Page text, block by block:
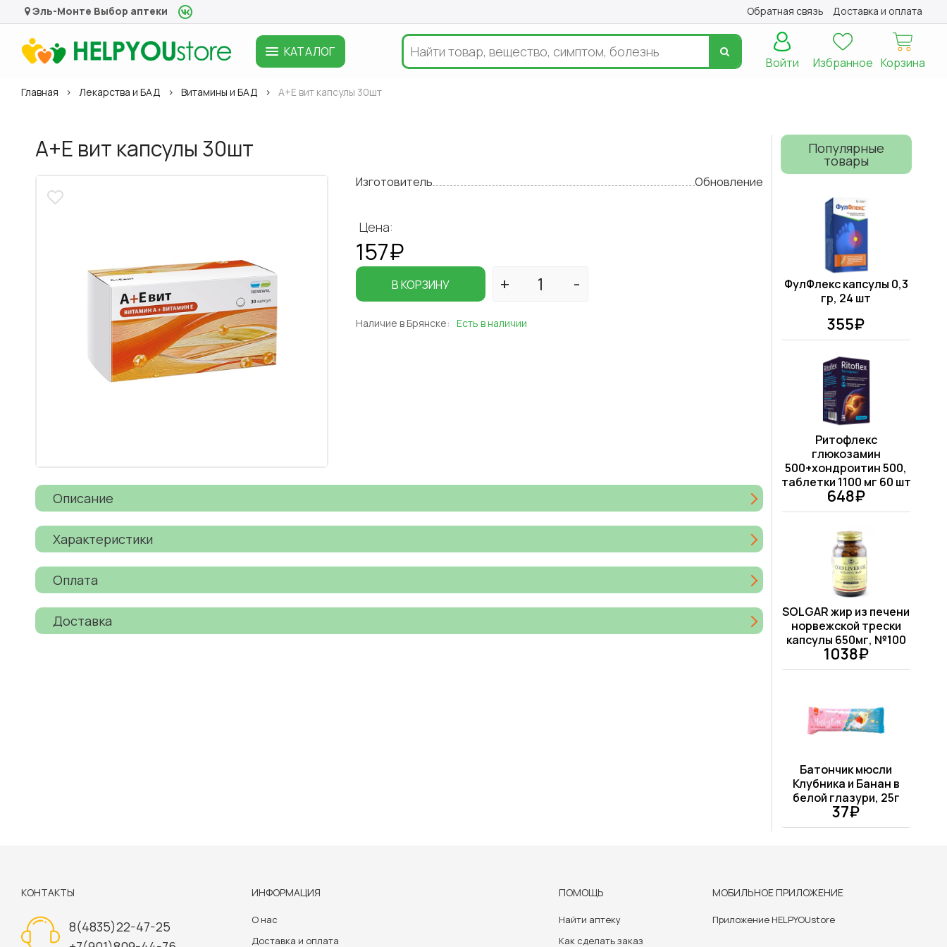
Эль-Монте Выбор аптеки Обратная связь Доставка и оплата
КАТАЛОГ
Корзина
Избранное
Войти
Главная Лекарства и БАД Витамины и БАД А+Е вит капсулы 30шт
А+Е вит капсулы 30шт
Изготовитель Обновление
Цена:
157₽
В КОРЗИНУ
Наличие в Брянске: Есть в наличии
Описание
Характеристики
Оплата
Доставка
Популярные
товары
ФулФлекс капсулы 0,3
гр, 24 шт
355₽
Ритофлекс
глюкозамин
500+хондроитин 500,
таблетки 1100 мг 60 шт
648₽
SOLGAR жир из печени
норвежской трески
капсулы 650мг, №100
1038₽
Батончик мюсли
Клубника и Банан в
белой глазури, 25г
37₽
КОНТАКТЫ
8(4835)22-47-25
ИНФОРМАЦИЯ
О нас
Доставка и оплата
ПОМОЩЬ
Найти аптеку
Как сделать заказ
МОБИЛЬНОЕ ПРИЛОЖЕНИЕ
Приложение HELPYOUstore